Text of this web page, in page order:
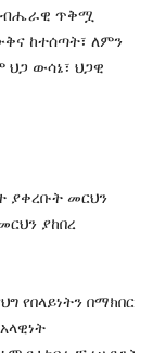
ጥቅሟ
ከተሰጣት፣ ለምን
ውሳኔ፣ ህጋዊ
ያቀረቡት መርህን
ያከበረ
የበላይነትን በማክበር